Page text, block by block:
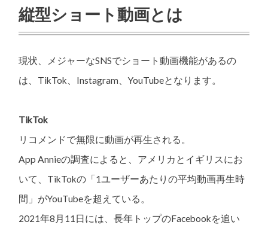
縦型ショート動画とは
現状、メジャーなSNSでショート動画機能があるの
は、TikTok、Instagram、YouTubeとなります。
TikTok
リコメンドで無限に動画が再生される。
App Annieの調査によると、アメリカとイギリスにお
いて、TikTokの「1ユーザーあたりの平均動画再生時
間」がYouTubeを超えている。
2021年8月11日には、長年トップのFacebookを追い